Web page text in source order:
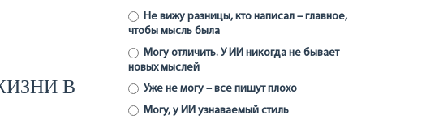
В
Не вижу разницы, кто написал – главное,
чтобы мысль была
Могу отличить. У ИИ никогда не бывает
новых мыслей
Уже не могу – все пишут плохо
Могу, у ИИ узнаваемый стиль